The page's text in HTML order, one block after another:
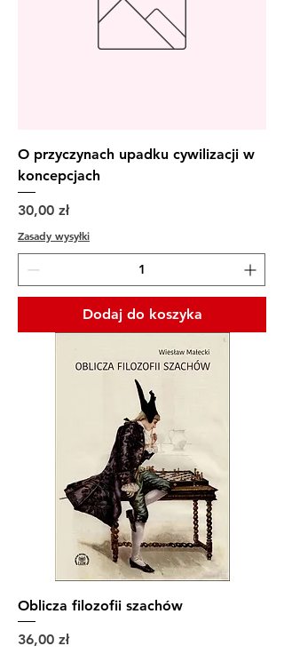
O przyczynach upadku cywilizacji w
koncepcjach
Cena
30,00 zł
Zasady wysyłki
Dodaj do koszyka
Oblicza filozofii szachów
Cena
36,00 zł